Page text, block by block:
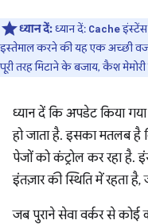
ध्यान दें:ध्यान दें: Cache
इस्तेमाल करने की यह एक अच्छी
पूरी तरह मिटाने के बजाय, कैश
ध्यान दें कि अपडेट किया
हो जाता है. इसका मतलब है
पेजों को कंट्रोल कर रहा है.
इंतज़ार की स्थिति में रहता
जब पुराने सेवा वर्कर से कोई